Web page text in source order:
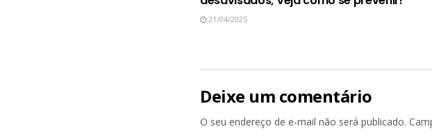
21/04/2025
Deixe um comentário
O seu endereço de e-mail não será publicado.